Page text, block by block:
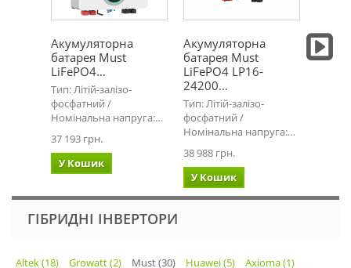
Акумуляторна
батарея Must
LiFePO4…
Тип: Літій-залізо-
фосфатний /
Номінальна напруга:…
37 193 грн.
У Кошик
Акумуляторна
батарея Must
LiFePO4 LP16-
24200…
Тип: Літій-залізо-
фосфатний /
Номінальна напруга:…
38 988 грн.
У Кошик
3кВт
ГІБРИДНІ ІНВЕРТОРИ
Altek (18) Growatt (2) Must (30) Huawei (5)
Axioma (1)